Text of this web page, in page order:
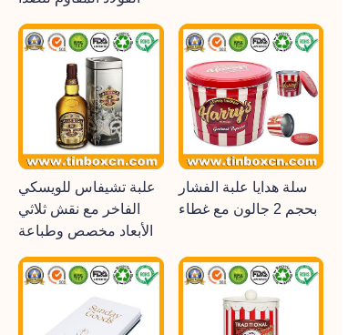
علبة تشيفاس للويسكي
الفاخر مع نقش ثلاثي
الأبعاد مخصص وطباعة
سلة هدايا علبة الفشار
بحجم 2 جالون مع غطاء